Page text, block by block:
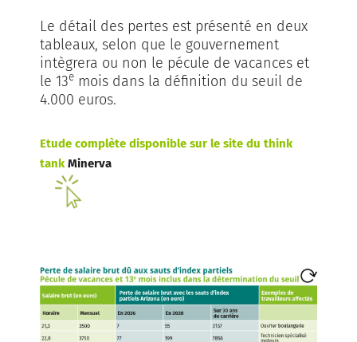
Le détail des pertes est présenté en deux
tableaux, selon que le gouvernement
intègrera ou non le pécule de vacances et
le 13e mois dans la définition du seuil de
4.000 euros.
Etude complète disponible sur le site du think
tank Minerva